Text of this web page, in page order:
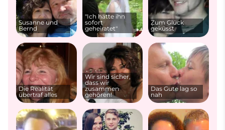
Susanne und
Bernd
"Ich hätte ihn
sofort
geheiratet"
Zum Glück
geküsst
Die Realität
übertraf alles
Wir sind sicher,
dass wir
zusammen
gehören!
Das Gute lag so
nah